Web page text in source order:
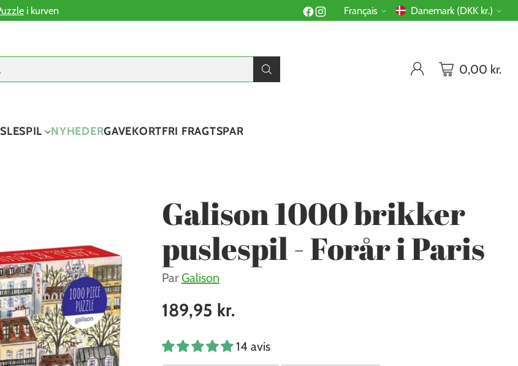
i kurven
Langue
Français
Monnaie
Danemark (DKK kr.)
0,00 kr.
NYHEDERGAVEKORTFRI FRAGTSPAR
Galison 1000 brikker
puslespil - Forår i Paris
Par Galison
Prix
habituel
189,95 kr.
14 avis